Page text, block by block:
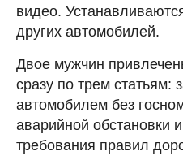
видео.
других автомобилей.
Двое мужчин
сразу по трем статьям:
автомобилем без
аварийной обстановки
требования правил